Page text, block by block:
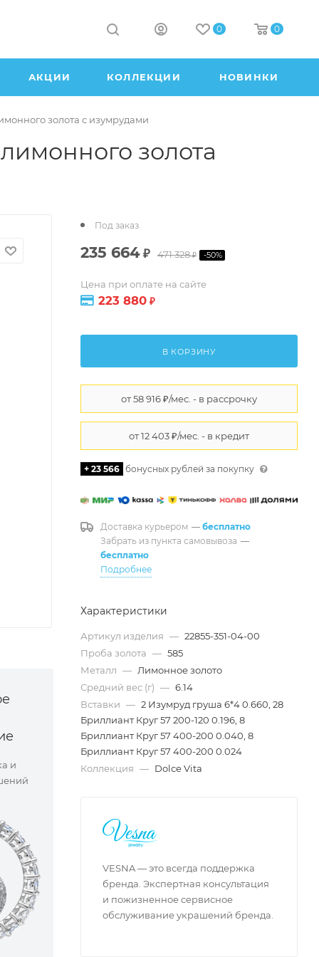
0 0
АКЦИИ КОЛЛЕКЦИИ НОВИНКИ
золота с изумрудами
золота
и
Под заказ
235 664₽ 471 328₽ -50%
Цена при оплате на сайте
223 880 ₽
В КОРЗИНУ
+ 23 566 бонусных рублей за покупку
Доставка курьером — бесплатно
Забрать из пункта самовывоза —
бесплатно
Подробнее
Характеристики
Артикул изделия — 22855-351-04-00
Проба золота — 585
Металл — Лимонное золото
Средний вес (г) — 6.14
Вставки — 2 Изумруд груша 6*4 0.660, 28
Бриллиант Круг 57 200-120 0.196, 8
Бриллиант Круг 57 400-200 0.040, 8
Бриллиант Круг 57 400-200 0.024
Коллекция — Dolce Vita
VESNA — это всегда поддержка
бренда. Экспертная консультация
и пожизненное сервисное
обслуживание украшений бренда.